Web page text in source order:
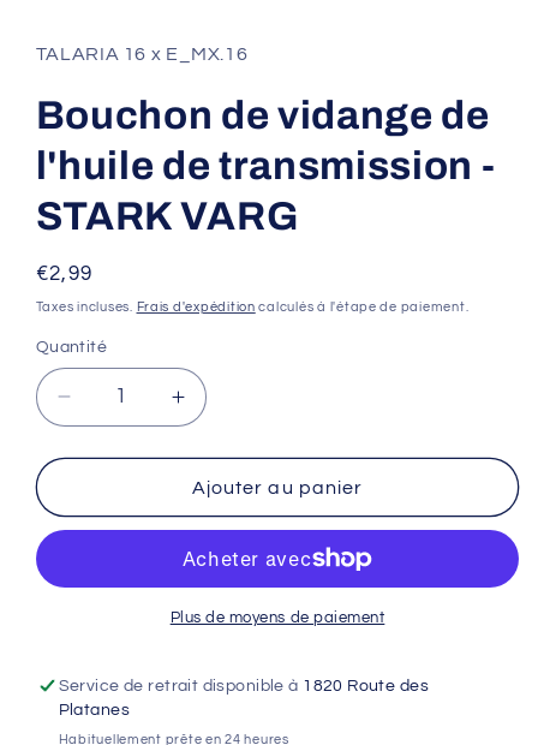
1
dans
fenêtre
modale
TALARIA 16 x E_MX.16
Bouchon de vidange de
l'huile de transmission -
STARK VARG
Prix
habituel
€2,99
Taxes incluses. Frais d'expédition calculés à l'étape de paiement.
Quantité
Réduire
la
quantité
Bouchon
de
de
l&#39;huile
-
Augmenter
la
quantité
de
Bouchon
vidange
de
l&#39;huile
-
Ajouter au panier
Plus de moyens de paiement
Service de retrait disponible à 1820 Route des
Platanes
Habituellement prête en 24 heures